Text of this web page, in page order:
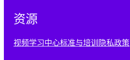
资源
视频学习中心标准与培训隐私政策